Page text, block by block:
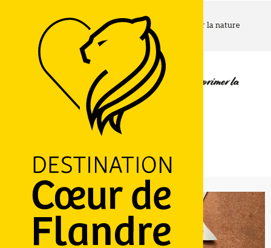
LOGO
Atelier d'art plastique au Musée de Flandre : imprimer la nature
Zondag 16 augustus van 15:30 tot 17:00
Atelier d'art plastique au Musée de Flandre : imprimer la
26 Grand' Place, 59670 Cassel
Routebeschrijving
Delen Ajouter aux favoris